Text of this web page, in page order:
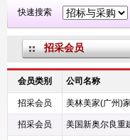
快速搜索
招采会员
会员类别 公司名称
招采会员 美林美家(广州)
招采会员 美国新奥尔良重